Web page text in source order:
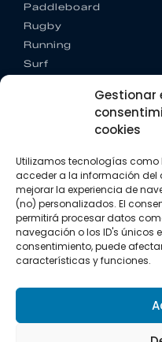
Gestionar
cookies
Utilizamos tecnologías
acceder a la información del
mejorar la experiencia de
(no) personalizados. El
permitirá procesar datos
navegación o los ID's únicos
consentimiento, puede
características y funciones.
Paddleboard
Rugby
Running
Surf
CONTACTO
+34 662 342 177
info@vkssport.com
SÍGUENOS